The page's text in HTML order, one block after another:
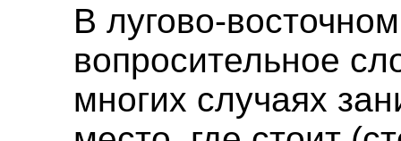
В лугово-
вопросительное
многих случаях